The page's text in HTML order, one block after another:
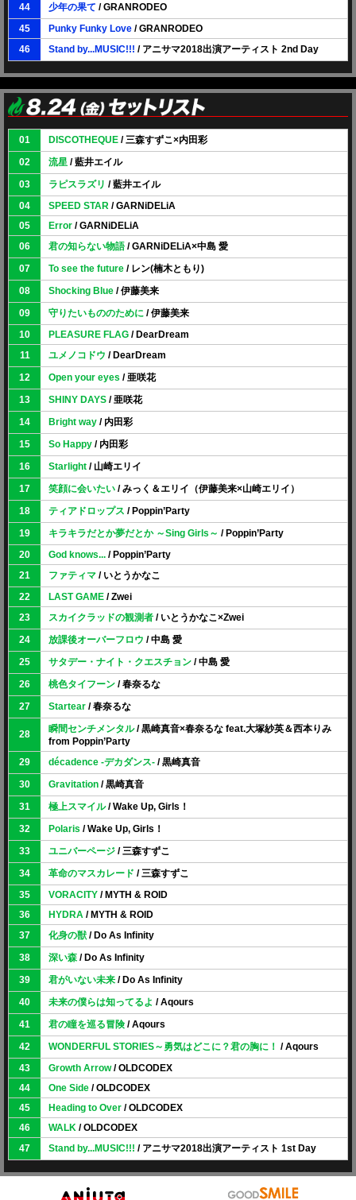
44
少年の果て / GRANRODEO
45
Punky Funky Love / GRANRODEO
46
Stand by...MUSIC!!! / アニサマ2018出演アーティスト 2nd Day
01 DISCOTHEQUE / 三森すずこ×内田彩
02
流星 / 藍井エイル
03
ラピスラズリ / 藍井エイル
04
SPEED STAR / GARNiDELiA
05
Error / GARNiDELiA
06
君の知らない物語/ GARNiDELiA×中島 愛
07
To see the future / レン(楠木ともり)
08
Shocking Blue / 伊藤美来
09
守りたいもののために / 伊藤美来
10
PLEASURE FLAG / DearDream
11
ユメノコドウ / DearDream
12
Open your eyes / 亜咲花
13
SHINY DAYS / 亜咲花
14
Bright way / 内田彩
15
So Happy / 内田彩
16
Starlight / 山崎エリイ
17
笑顔に会いたい / みっく＆エリイ（伊藤美来×山崎エリイ）
18
ティアドロップス / Poppin’Party
19
キラキラだとか夢だとか ～Sing Girls～ / Poppin’Party
20
God knows... / Poppin’Party
21
ファティマ / いとうかなこ
22
LAST GAME / Zwei
23
スカイクラッドの観測者 / いとうかなこ×Zwei
24
放課後オーバーフロウ / 中島 愛
25
サタデー・ナイト・クエスチョン / 中島 愛
26
桃色タイフーン / 春奈るな
27
Startear / 春奈るな
28 瞬間センチメンタル/ 黒崎真音×春奈るな feat.大塚紗英＆西本りみ
from Poppin’Party
29
décadence -デカダンス- / 黒崎真音
30
Gravitation / 黒崎真音
31
極上スマイル/ Wake Up, Girls！
32
Polaris / Wake Up, Girls！
33
ユニバーページ / 三森すずこ
34
革命のマスカレード / 三森すずこ
35
VORACITY / MYTH & ROID
36
HYDRA / MYTH & ROID
37
化身の獣 / Do As Infinity
38
深い森 / Do As Infinity
39
君がいない未来 / Do As Infinity
40
未来の僕らは知ってるよ / Aqours
41
君の瞳を巡る冒険/ Aqours
42
WONDERFUL STORIES～勇気はどこに？君の胸に！ / Aqours
43
Growth Arrow/ OLDCODEX
44
One Side / OLDCODEX
45
Heading to Over / OLDCODEX
46
WALK / OLDCODEX
47
Stand by...MUSIC!!! / アニサマ2018出演アーティスト 1st Day